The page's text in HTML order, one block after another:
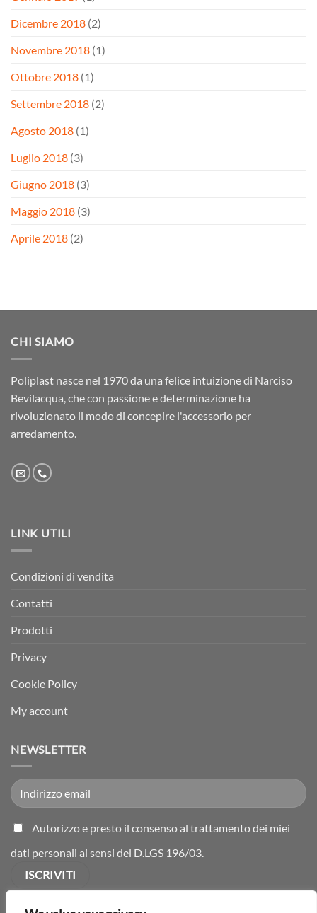
Dicembre 2018 (2)
Novembre 2018 (1)
Ottobre 2018 (1)
Settembre 2018 (2)
Agosto 2018 (1)
Luglio 2018 (3)
Giugno 2018 (3)
Maggio 2018 (3)
Aprile 2018 (2)
CHI SIAMO
Poliplast nasce nel 1970 da una felice intuizione di Narciso
Bevilacqua, che con passione e determinazione ha
rivoluzionato il modo di concepire l'accessorio per
arredamento.
LINK UTILI
Condizioni di vendita
Contatti
Prodotti
Privacy
Cookie Policy
My account
NEWSLETTER
Autorizzo e presto il consenso al trattamento dei miei
dati personali ai sensi del D.LGS 196/03.